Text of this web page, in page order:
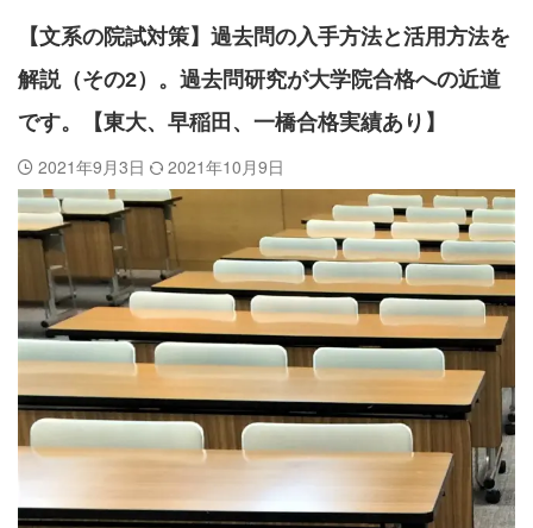
【文系の院試対策】過去問の入手方法と活用方法を
解説（その2）。過去問研究が大学院合格への近道
です。【東大、早稲田、一橋合格実績あり】
2021年9月3日
2021年10月9日